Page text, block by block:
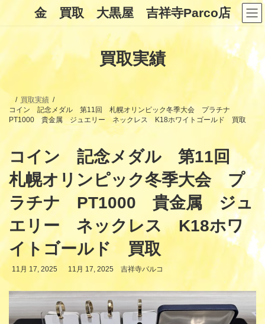
ン
キ
ッ
ー
に
移
金 買取 大黒屋 吉祥寺Parco店
買取実績
買取実績
コイン 記念メダル 第11回 札幌オリンピック冬季大会 プラチナ
PT1000 貴金属 ジュエリー ネックレス K18ホワイトゴールド 買取
コイン 記念メダル 第11回
札幌オリンピック冬季大会 プ
ラチナ PT1000 貴金属 ジュ
エリー ネックレス K18ホワ
イトゴールド 買取
11月 17, 2025
最
新
日
11月 17, 2025 吉祥寺パルコ